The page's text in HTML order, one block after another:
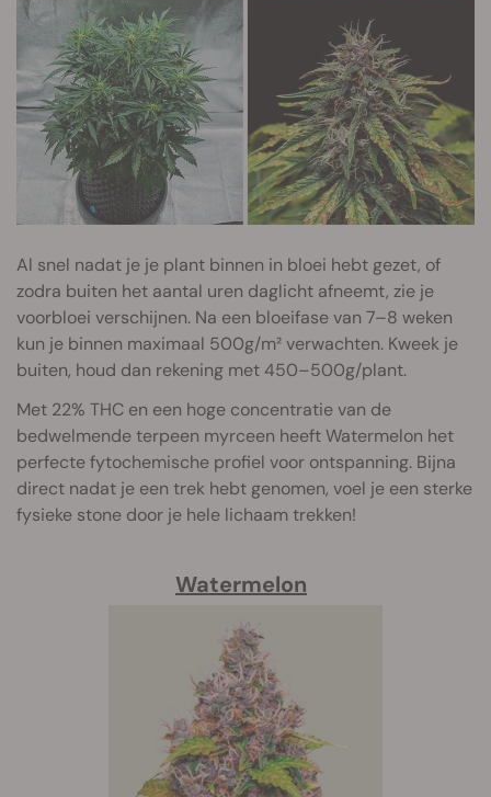
Al snel nadat je je plant binnen in bloei hebt gezet, of
zodra buiten het aantal uren daglicht afneemt, zie je
voorbloei verschijnen. Na een bloeifase van 7–8 weken
kun je binnen maximaal 500g/m² verwachten. Kweek je
buiten, houd dan rekening met 450–500g/plant.
Met 22% THC en een hoge concentratie van de
bedwelmende terpeen myrceen heeft Watermelon het
perfecte fytochemische profiel voor ontspanning. Bijna
direct nadat je een trek hebt genomen, voel je een sterke
fysieke stone door je hele lichaam trekken!
Watermelon